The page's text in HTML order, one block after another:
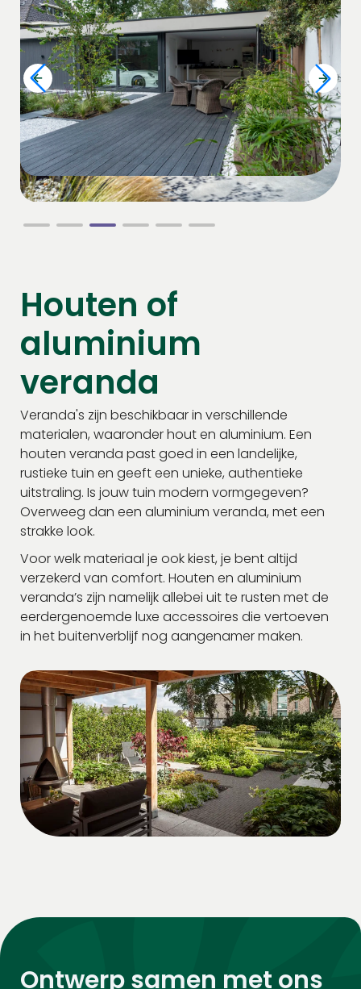
Houten of
aluminium
veranda
Veranda's zijn beschikbaar in verschillende
materialen, waaronder hout en aluminium. Een
houten veranda past goed in een landelijke,
rustieke tuin en geeft een unieke, authentieke
uitstraling. Is jouw tuin modern vormgegeven?
Overweeg dan een aluminium veranda, met een
strakke look.
Voor welk materiaal je ook kiest, je bent altijd
verzekerd van comfort. Houten en aluminium
veranda’s zijn namelijk allebei uit te rusten met de
eerdergenoemde luxe accessoires die vertoeven
in het buitenverblijf nog aangenamer maken.
Ontwerp samen met ons